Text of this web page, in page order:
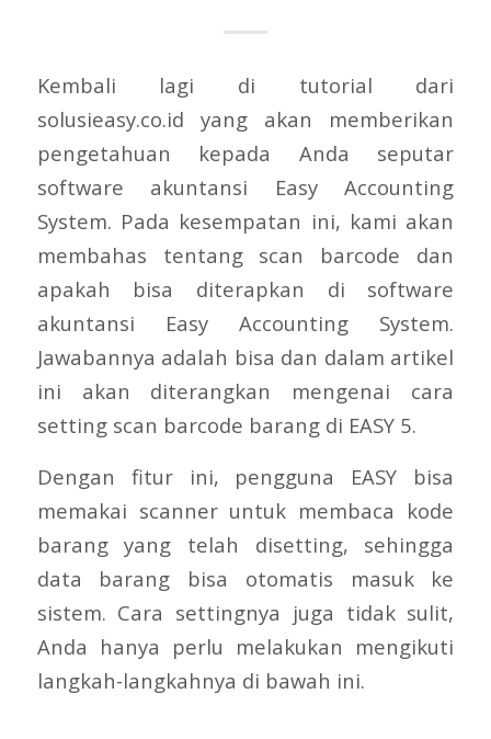
Kembali lagi di tutorial dari
solusieasy.co.id yang akan memberikan
pengetahuan kepada Anda seputar
software akuntansi Easy Accounting
System. Pada kesempatan ini, kami akan
membahas tentang scan barcode dan
apakah bisa diterapkan di software
akuntansi Easy Accounting System.
Jawabannya adalah bisa dan dalam artikel
ini akan diterangkan mengenai cara
setting scan barcode barang di EASY 5.
Dengan fitur ini, pengguna EASY bisa
memakai scanner untuk membaca kode
barang yang telah disetting, sehingga
data barang bisa otomatis masuk ke
sistem. Cara settingnya juga tidak sulit,
Anda hanya perlu melakukan mengikuti
langkah-langkahnya di bawah ini.